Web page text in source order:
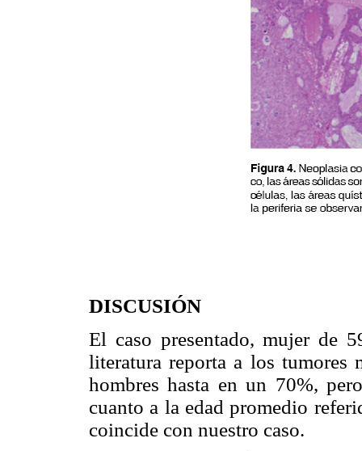
DISCUSIÓN
El caso presentado, mujer de
literatura reporta a los tumores
hombres hasta en un 70%,
cuanto a la edad promedio
coincide con nuestro caso.